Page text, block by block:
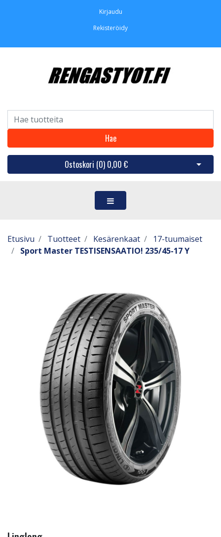
Kirjaudu
Rekisteröidy
Hae
Ostoskori (0) 0,00 € Avaa
Etusivu Tuotteet Kesärenkaat
17-tuumaiset
Sport Master TESTISENSAATIO! 235/45-17 Y